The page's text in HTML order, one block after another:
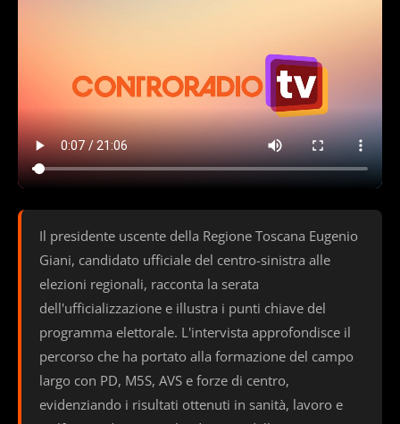
Il presidente uscente della Regione Toscana Eugenio
Giani, candidato ufficiale del centro-sinistra alle
elezioni regionali, racconta la serata
dell'ufficializzazione e illustra i punti chiave del
programma elettorale. L'intervista approfondisce il
percorso che ha portato alla formazione del campo
largo con PD, M5S, AVS e forze di centro,
evidenziando i risultati ottenuti in sanità, lavoro e